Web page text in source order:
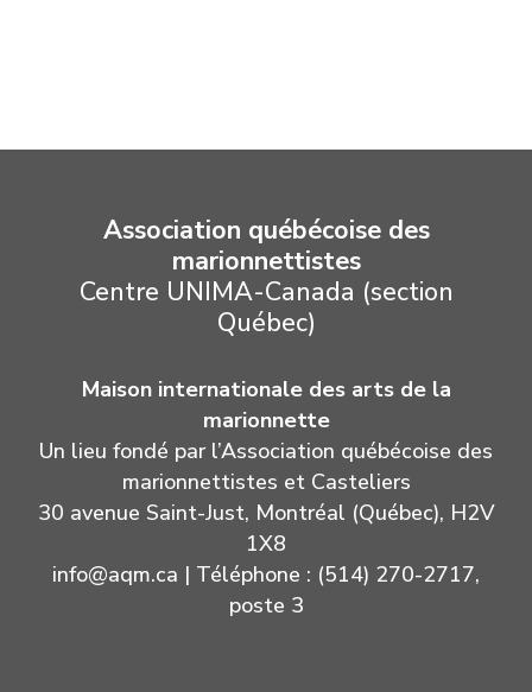
Association québécoise des
marionnettistes
Centre UNIMA-Canada (section
Québec)
Maison internationale des arts de la
marionnette
Un lieu fondé par l’Association québécoise des
marionnettistes et Casteliers
30 avenue Saint-Just, Montréal (Québec), H2V
1X8
info@aqm.ca | Téléphone : (514) 270-2717,
poste 3